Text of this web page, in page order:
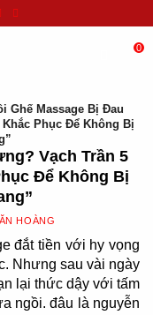
0
Ghế Massage Bị Đau
Khắc Phục Để Không Bị
Vạch Trần 5
Để Không Bị
HOÀNG
đắt tiền với hy vọng
Nhưng sau vài ngày
lại thức dậy với tấm
ngồi. đâu là nguyễn